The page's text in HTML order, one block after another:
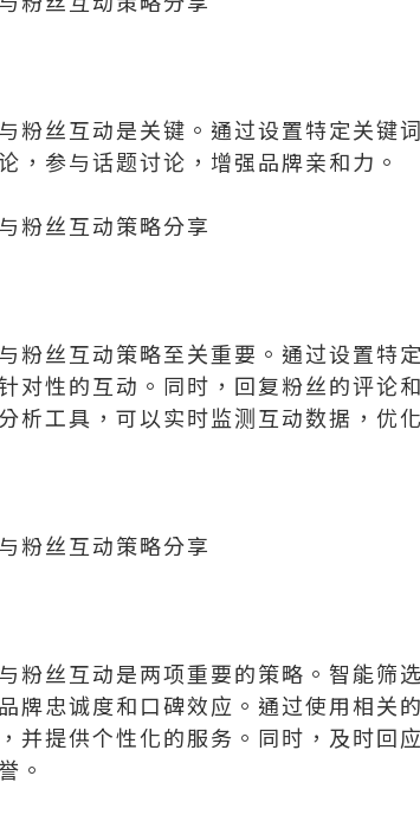
粉丝互动是关键。通过设置特定关键
，参与话题讨论，增强品牌亲和力。
粉丝互动策略分享
粉丝互动策略至关重要。通过设置特
对性的互动。同时，回复粉丝的评论
析工具，可以实时监测互动数据，优
粉丝互动策略分享
粉丝互动是两项重要的策略。智能筛
牌忠诚度和口碑效应。通过使用相关
并提供个性化的服务。同时，及时回
。